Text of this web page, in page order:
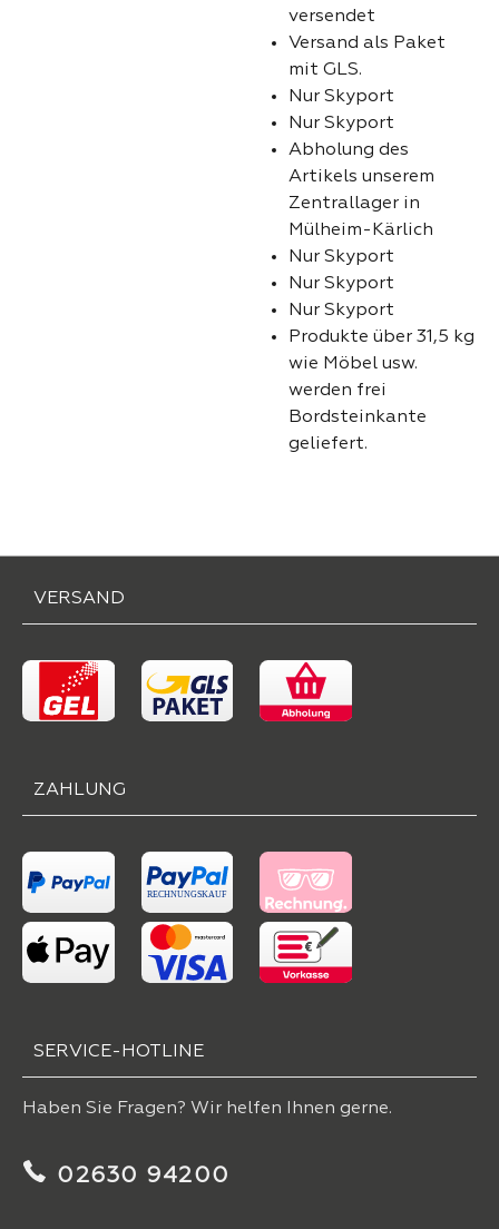
versendet
Versand als Paket
mit GLS.
Nur Skyport
Nur Skyport
Abholung des
Artikels unserem
Zentrallager in
Mülheim-Kärlich
Nur Skyport
Nur Skyport
Nur Skyport
Produkte über 31,5 kg
wie Möbel usw.
werden frei
Bordsteinkante
geliefert.
VERSAND
ZAHLUNG
SERVICE-HOTLINE
Haben Sie Fragen? Wir helfen Ihnen gerne.
02630 94200